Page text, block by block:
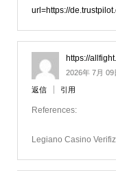
url=https://
https://
2026年 7月 09
返信 引用
References:
Legiano Casino